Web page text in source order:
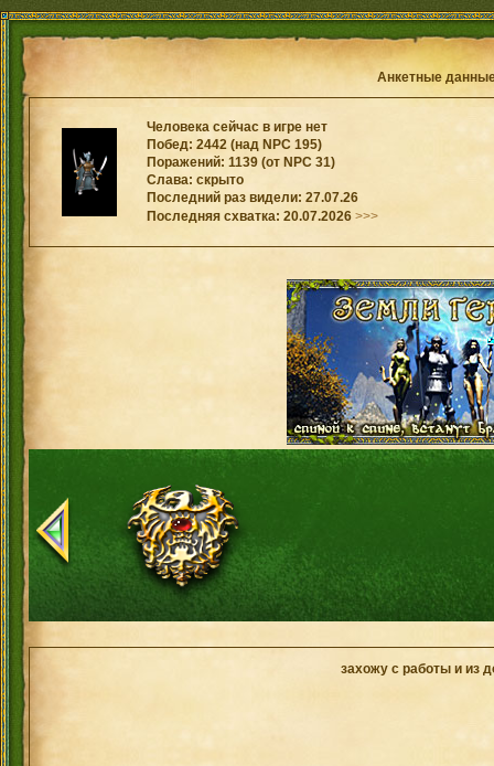
Анкетные
Человека сейчас в игре нет
Побед: 2442 (над NPC 195)
Поражений: 1139 (от NPC 31)
Слава: скрыто
Последний раз видели: 27.07.26
Последняя схватка: 20.07.2026 >>>
захожу с работы и из